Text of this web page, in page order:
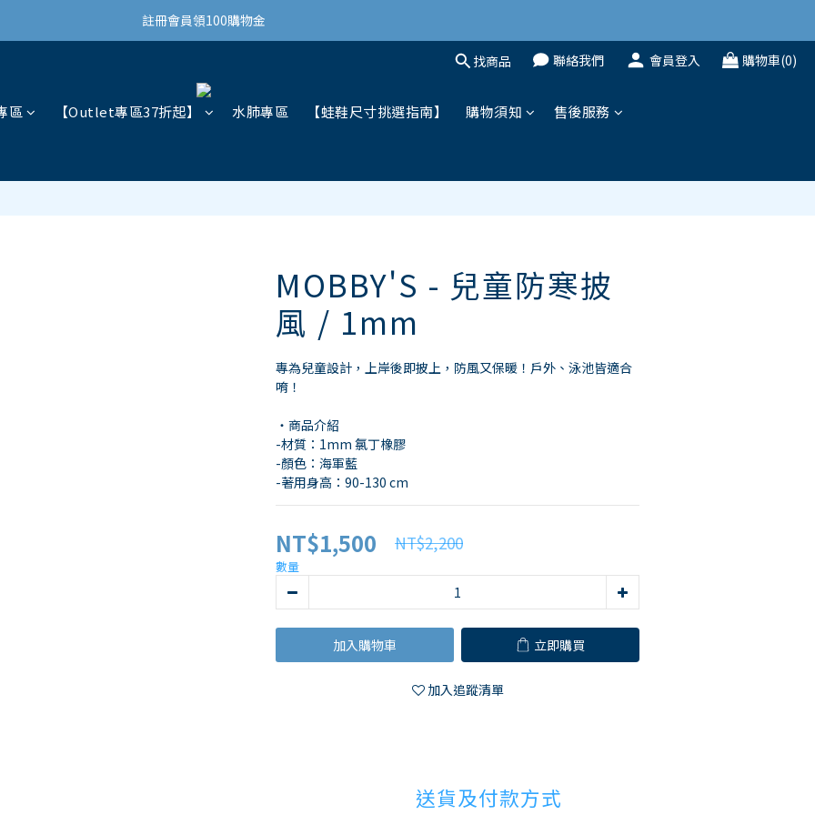
結帳滿3,000免運(限台灣)
註冊會員領100購物金
找商品 聯絡我們 會員登入 購物車(0)
區 【Outlet專區37折起】 水肺專區 【蛙鞋尺寸挑選指南】 購物須知 售後服務
MOBBY'S - 兒童防寒披
風 / 1mm
專為兒童設計，上岸後即披上，防風又保暖！戶外、泳池皆適合
唷！
・商品介紹
-材質：1mm 氯丁橡膠
-顏色：海軍藍
-著用身高：90-130 cm
NT$1,500 NT$2,200
數量
加入購物車 立即購買
加入追蹤清單
送貨及付款方式
立即購買